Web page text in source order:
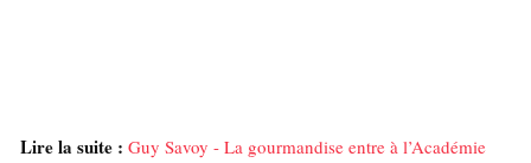
Lire la suite : Guy Savoy - La gourmandise entre à l’Académie